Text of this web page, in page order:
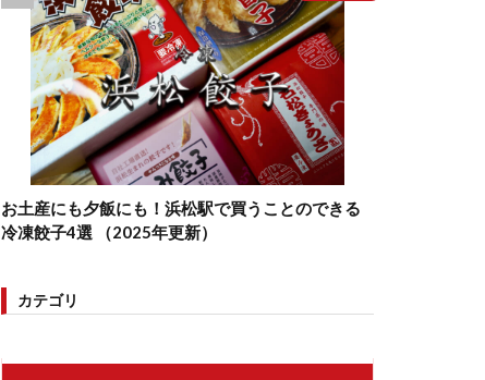
お土産にも夕飯にも！浜松駅で買うことのできる
冷凍餃子4選 （2025年更新）
カテゴリ